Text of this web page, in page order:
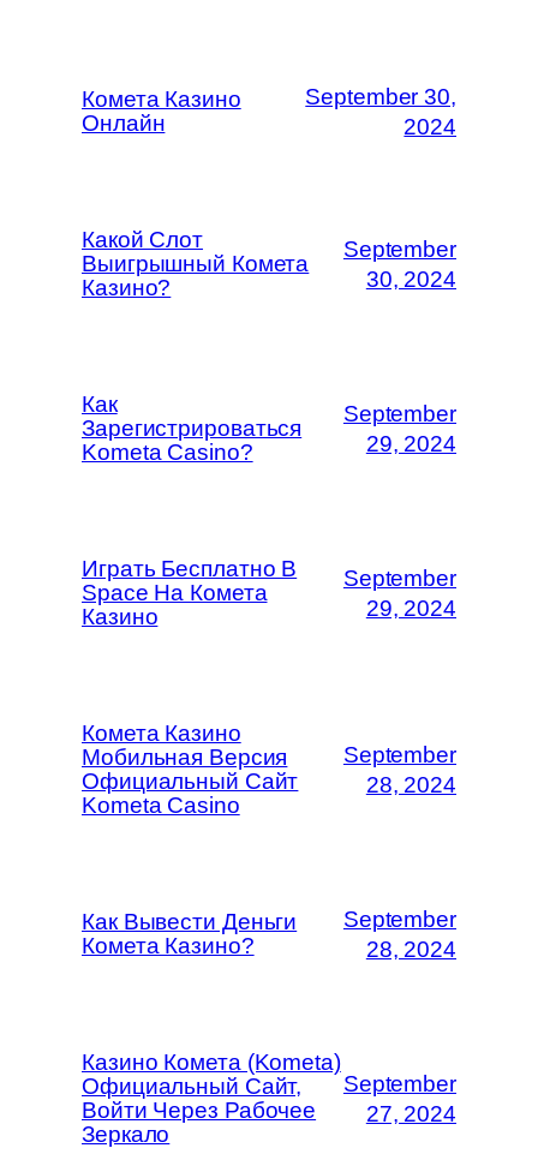
Комета Казино
Онлайн
September 30,
2024
Какой Слот
Выигрышный Комета
Казино?
September
30, 2024
Как
Зарегистрироваться
Kometa Casino?
September
29, 2024
Играть Бесплатно В
Space На Комета
Казино
September
29, 2024
Комета Казино
Мобильная Версия
Официальный Сайт
Kometa Casino
September
28, 2024
Как Вывести Деньги
Комета Казино?
September
28, 2024
Казино Комета (Kometa)
Официальный Сайт,
Войти Через Рабочее
Зеркало
September
27, 2024